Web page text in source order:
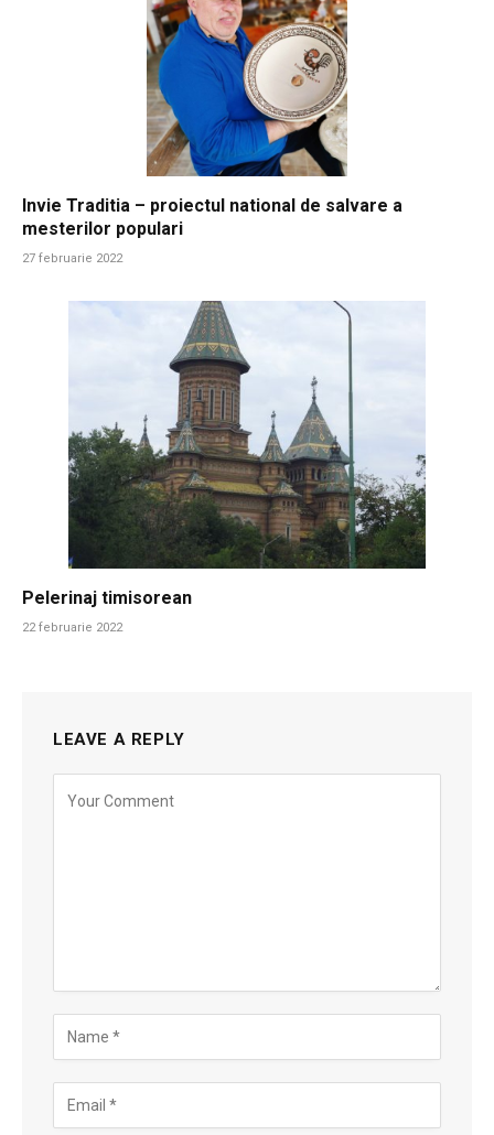
Invie Traditia – proiectul national de salvare a
mesterilor populari
27 februarie 2022
Pelerinaj timisorean
22 februarie 2022
LEAVE A REPLY